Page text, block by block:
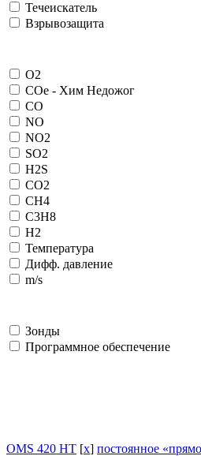
Течеискатель
Взрывозащита
O2
COe - Хим Недожог
CO
NO
NO2
SO2
H2S
CO2
CH4
C3H8
H2
Температура
Дифф. давление
m/s
Зонды
Программное обеспечение
OMS 420 HT [x] постоянное